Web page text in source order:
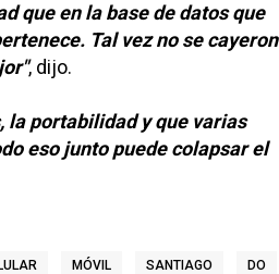
que en la base de datos que
Tal vez no se cayeron
, dijo.
la portabilidad y que varias
eso junto puede colapsar el
MÓVIL SANTIAGO DO